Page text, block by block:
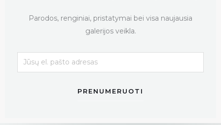
Parodos, renginiai, pristatymai bei visa naujausia
galerijos veikla.
PRENUMERUOTI